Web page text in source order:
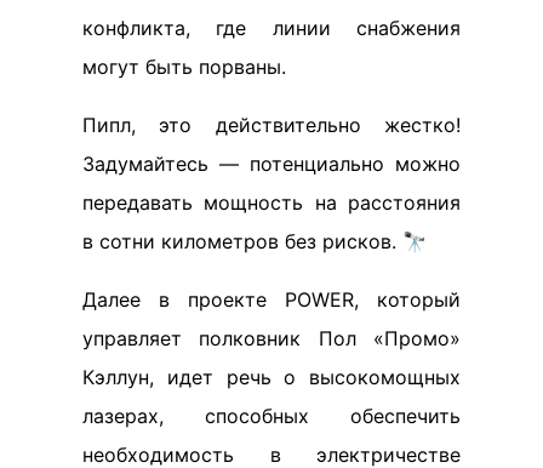
конфликта, где линии снабжения
могут быть порваны.
Пипл, это действительно жестко!
Задумайтесь — потенциально можно
передавать мощность на расстояния
в сотни километров без рисков. 🔭
Далее в проекте POWER, который
управляет полковник Пол «Промо»
Кэллун, идет речь о высокомощных
лазерах, способных обеспечить
необходимость в электричестве